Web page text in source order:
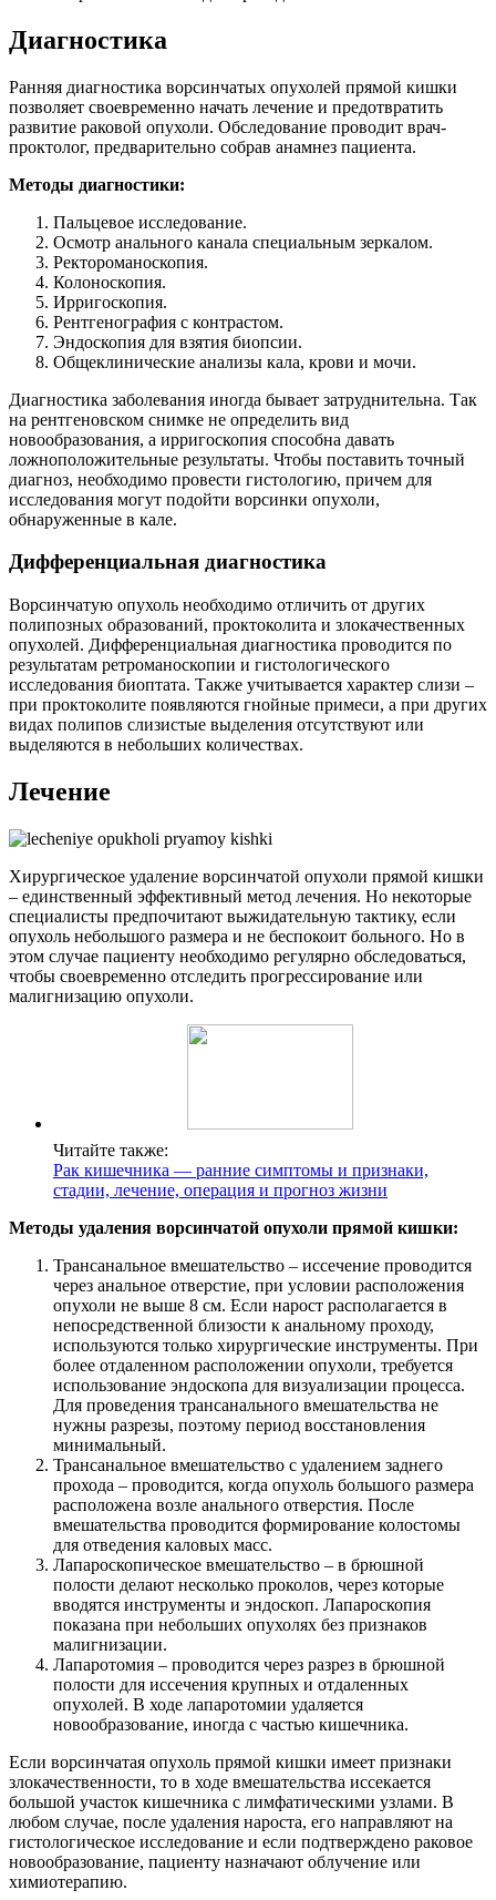
Диагностика
Ранняя диагностика ворсинчатых опухолей прямой кишки
позволяет своевременно начать лечение и предотвратить
развитие раковой опухоли. Обследование проводит врач-
проктолог, предварительно собрав анамнез пациента.
Методы диагностики:
Пальцевое исследование.
Осмотр анального канала специальным зеркалом.
Ректороманоскопия.
Колоноскопия.
Ирригоскопия.
Рентгенография с контрастом.
Эндоскопия для взятия биопсии.
Общеклинические анализы кала, крови и мочи.
Диагностика заболевания иногда бывает затруднительна. Так
на рентгеновском снимке не определить вид
новообразования, а ирригоскопия способна давать
ложноположительные результаты. Чтобы поставить точный
диагноз, необходимо провести гистологию, причем для
исследования могут подойти ворсинки опухоли,
обнаруженные в кале.
Дифференциальная диагностика
Ворсинчатую опухоль необходимо отличить от других
полипозных образований, проктоколита и злокачественных
опухолей. Дифференциальная диагностика проводится по
результатам ретроманоскопии и гистологического
исследования биоптата. Также учитывается характер слизи –
при проктоколите появляются гнойные примеси, а при других
видах полипов слизистые выделения отсутствуют или
выделяются в небольших количествах.
Лечение
Хирургическое удаление ворсинчатой опухоли прямой кишки
– единственный эффективный метод лечения. Но некоторые
специалисты предпочитают выжидательную тактику, если
опухоль небольшого размера и не беспокоит больного. Но в
этом случае пациенту необходимо регулярно обследоваться,
чтобы своевременно отследить прогрессирование или
малигнизацию опухоли.
Читайте также:
Рак кишечника — ранние симптомы и признаки,
стадии, лечение, операция и прогноз жизни
Методы удаления ворсинчатой опухоли прямой кишки:
Трансанальное вмешательство – иссечение проводится
через анальное отверстие, при условии расположения
опухоли не выше 8 см. Если нарост располагается в
непосредственной близости к анальному проходу,
используются только хирургические инструменты. При
более отдаленном расположении опухоли, требуется
использование эндоскопа для визуализации процесса.
Для проведения трансанального вмешательства не
нужны разрезы, поэтому период восстановления
минимальный.
Трансанальное вмешательство с удалением заднего
прохода – проводится, когда опухоль большого размера
расположена возле анального отверстия. После
вмешательства проводится формирование колостомы
для отведения каловых масс.
Лапароскопическое вмешательство – в брюшной
полости делают несколько проколов, через которые
вводятся инструменты и эндоскоп. Лапароскопия
показана при небольших опухолях без признаков
малигнизации.
Лапаротомия – проводится через разрез в брюшной
полости для иссечения крупных и отдаленных
опухолей. В ходе лапаротомии удаляется
новообразование, иногда с частью кишечника.
Если ворсинчатая опухоль прямой кишки имеет признаки
злокачественности, то в ходе вмешательства иссекается
большой участок кишечника с лимфатическими узлами. В
любом случае, после удаления нароста, его направляют на
гистологическое исследование и если подтверждено раковое
новообразование, пациенту назначают облучение или
химиотерапию.